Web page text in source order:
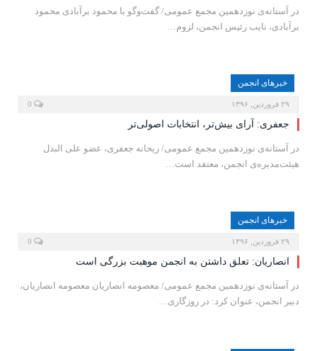
در آستانه‌ی نوزدهمین مجمع عمومی/ گفت‌وگو با محمود برآبادی محمود
برآبادی، نایب رئیس انجمن، لزوم…
خبرهای انجمن
۲۹ فروردین, ۱۳۹۶
جعفری: آرای بیش‌تر، انتخابات اصولی‌تر
در آستانه‌ی‌ نوزدهمین مجمع عمومی/ ریحانه جعفری، عضو علی البدل
هیئت‌مدیره‌ی انجمن، معتقد است…
خبرهای انجمن
۲۹ فروردین, ۱۳۹۶
انصاریان: تعلق داشتن به انجمن موهبت بزرگی است
در آستانه‌ی نوزدهمین مجمع عمومی/ معصومه انصاریان معصومه انصاریان،
دبیر انجمن، عنوان کرد: در روزگاری…